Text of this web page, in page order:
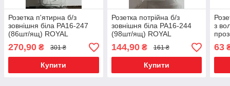
Розетка п'ятирна б/з
зовнішня біла РА16-247
(86шт/ящ) ROYAL
(інд.підключення) (19965)*
270,90 ₴ 301 ₴
Купити
Розетка потрійна б/з
зовнішня біла РА16-244
(98шт/ящ) ROYAL
(інд.підключення) (19961)*
144,90₴ 161 ₴
Купити
з
63